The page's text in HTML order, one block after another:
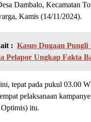
Dambalo, Kecamatan
Kamis (14/11/2024).
: Kasus Dugaan
Pelapor Ungkap Fakta
tepat pada pukul 03.00
pelaksanaan
itu.